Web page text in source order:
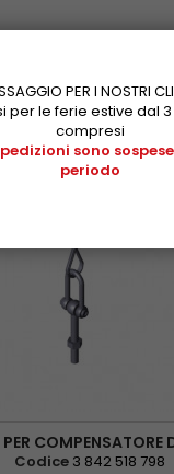
PER I NOSTRI
per le ferie estive dal
compresi
sono
periodo
COMPENSATORE
Codice 3 842 518 798